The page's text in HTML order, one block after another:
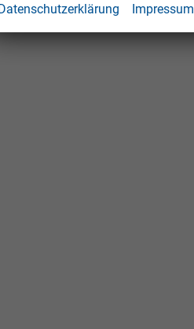
Impressum